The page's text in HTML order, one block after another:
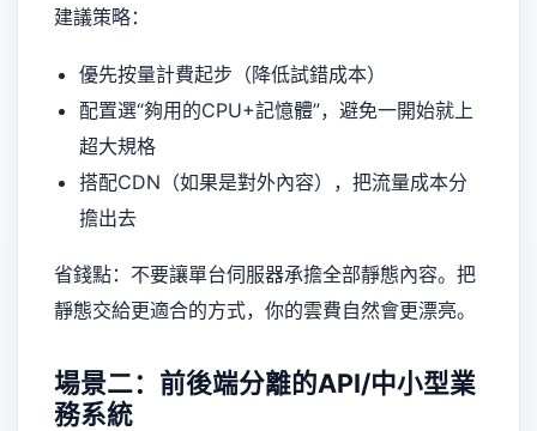
建議策略：
優先按量計費起步（降低試錯成本）
配置選“夠用的CPU+記憶體”，避免一開始就上
超大規格
搭配CDN（如果是對外內容），把流量成本分
擔出去
省錢點：不要讓單台伺服器承擔全部靜態內容。把
靜態交給更適合的方式，你的雲費自然會更漂亮。
場景二：前後端分離的API/中小型業
務系統